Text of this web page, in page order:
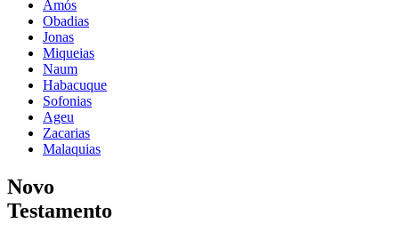
Amós
Obadias
Jonas
Miqueias
Naum
Habacuque
Sofonias
Ageu
Zacarias
Malaquias
Novo
Testamento